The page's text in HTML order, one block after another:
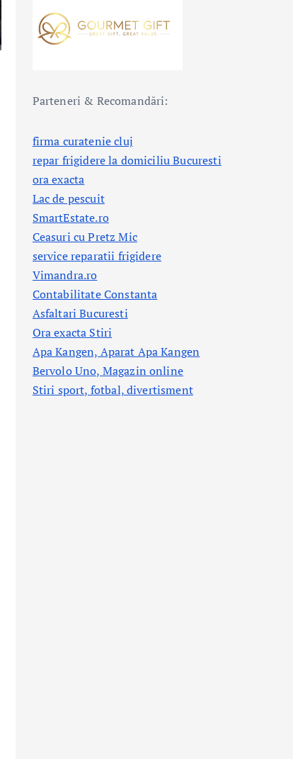
Parteneri & Recomandări:
firma curatenie cluj
repar frigidere la domiciliu Bucuresti
ora exacta
Lac de pescuit
SmartEstate.ro
Ceasuri cu Pretz Mic
service reparatii frigidere
Vimandra.ro
Contabilitate Constanta
Asfaltari Bucuresti
Ora exacta Stiri
Apa Kangen, Aparat Apa Kangen
Bervolo Uno, Magazin online
Stiri sport, fotbal,divertisment